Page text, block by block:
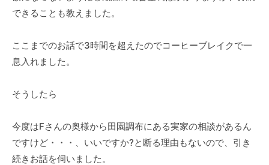
できることも教えました。
ここまでのお話で3時間を超えたのでコーヒーブレイクで一
息入れました。
そうしたら
今度はFさんの奥様から田園調布にある実家の相談があるん
ですけど・・・、いいですか?と断る理由もないので、引き
続きお話を伺いました。